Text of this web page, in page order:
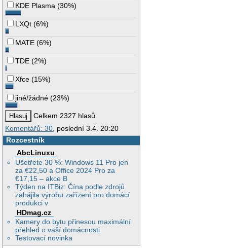
KDE Plasma (30%)
LXQt (6%)
MATE (6%)
TDE (2%)
Xfce (15%)
jiné/žádné (23%)
Celkem 2327 hlasů
Komentářů: 30, poslední 3.4. 20:20
Rozcestník
AbcLinuxu
Ušetřete 30 %: Windows 11 Pro jen
za €22,50 a Office 2024 Pro za
€17,15 – akce B
Týden na ITBiz: Čína podle zdrojů
zahájila výrobu zařízení pro domácí
produkci v
HDmag.cz
Kamery do bytu přinesou maximální
přehled o vaší domácnosti
Testovací novinka